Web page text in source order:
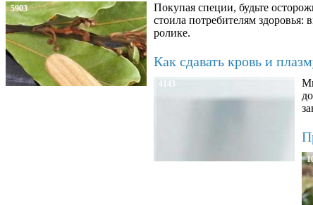
5903
Покупая специи, будьте
стоила потребителям
ролике.
Как сдавать кровь и
4143